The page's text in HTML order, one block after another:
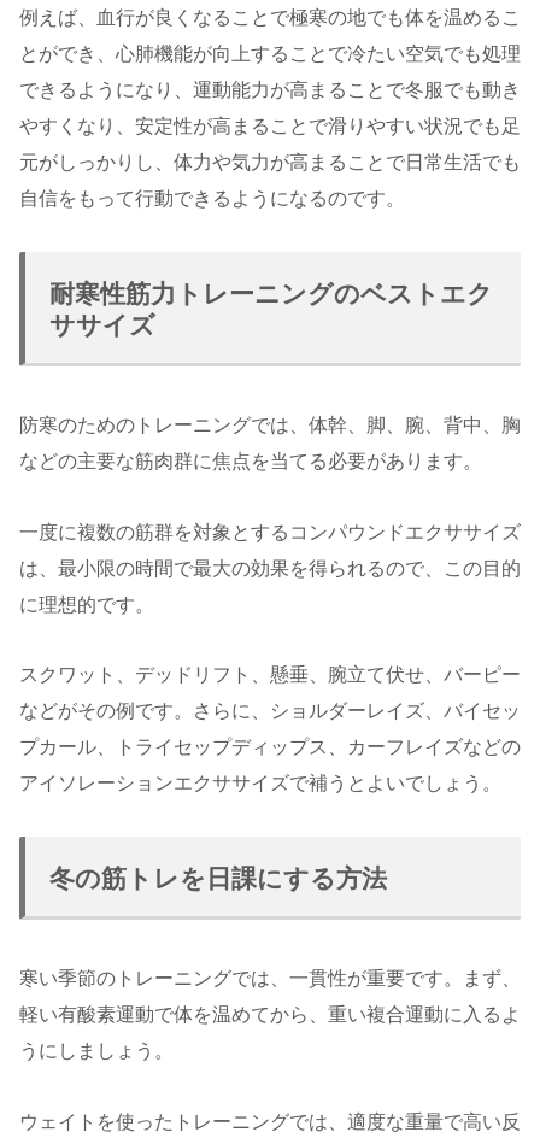
例えば、血行が良くなることで極寒の地でも体を温めるこ
とができ、心肺機能が向上することで冷たい空気でも処理
できるようになり、運動能力が高まることで冬服でも動き
やすくなり、安定性が高まることで滑りやすい状況でも足
元がしっかりし、体力や気力が高まることで日常生活でも
自信をもって行動できるようになるのです。
耐寒性筋力トレーニングのベストエク
ササイズ
防寒のためのトレーニングでは、体幹、脚、腕、背中、胸
などの主要な筋肉群に焦点を当てる必要があります。
一度に複数の筋群を対象とするコンパウンドエクササイズ
は、最小限の時間で最大の効果を得られるので、この目的
に理想的です。
スクワット、デッドリフト、懸垂、腕立て伏せ、バーピー
などがその例です。さらに、ショルダーレイズ、バイセッ
プカール、トライセップディップス、カーフレイズなどの
アイソレーションエクササイズで補うとよいでしょう。
冬の筋トレを日課にする方法
寒い季節のトレーニングでは、一貫性が重要です。まず、
軽い有酸素運動で体を温めてから、重い複合運動に入るよ
うにしましょう。
ウェイトを使ったトレーニングでは、適度な重量で高い反